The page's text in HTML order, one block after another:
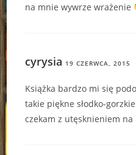
na mnie wywrze wrażenie
cyrysia 19 CZERWCA, 2015
Książka bardzo mi się
takie piękne słodko-
czekam z utęsknieniem